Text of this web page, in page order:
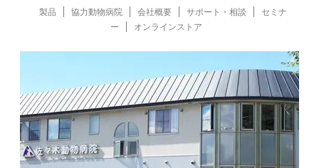
製品 協力動物病院 会社概要 サポート・相談
セミナ
ー
オンラインストア